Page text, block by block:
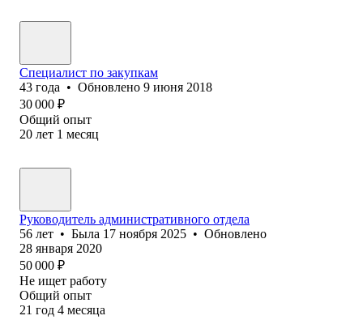
Специалист по закупкам
43 года • Обновлено 9 июня 2018
30 000 ₽
Общий опыт
20 лет 1 месяц
Руководитель административного отдела
56 лет • Была 17 ноября 2025 • Обновлено
28 января 2020
50 000 ₽
Не ищет работу
Общий опыт
21 год 4 месяца